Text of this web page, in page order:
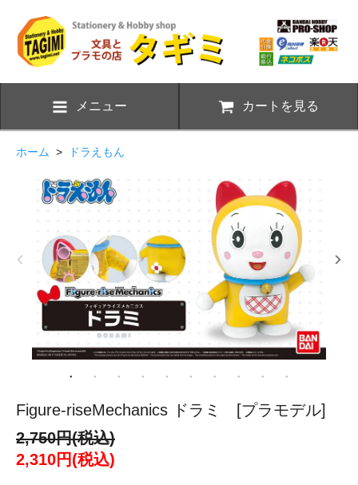
メニュー カートを見る
ホーム > ドラえもん
Figure-riseMechanics ドラミ [プラモデル]
2,750円(税込)
2,310円(税込)